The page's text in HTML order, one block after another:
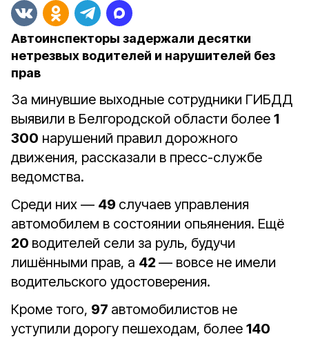
Автоинспекторы задержали десятки
нетрезвых водителей и нарушителей без
прав
За минувшие выходные сотрудники ГИБДД
выявили в Белгородской области более 1
300 нарушений правил дорожного
движения, рассказали в пресс-службе
ведомства.
Среди них — 49 случаев управления
автомобилем в состоянии опьянения. Ещё
20 водителей сели за руль, будучи
лишёнными прав, а 42 — вовсе не имели
водительского удостоверения.
Кроме того, 97 автомобилистов не
уступили дорогу пешеходам, более 140